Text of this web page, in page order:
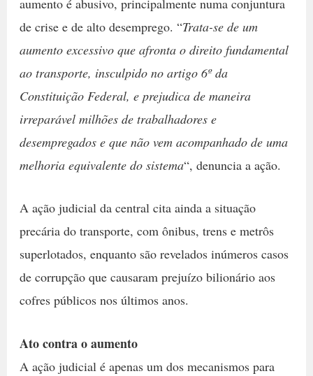
de crise e de alto desemprego. “Trata-se de um
aumento excessivo que afronta o direito fundamental
ao transporte, insculpido no artigo 6º da
Constituição Federal, e prejudica de maneira
irreparável milhões de trabalhadores e
desempregados e que não vem acompanhado de uma
melhoria equivalente do sistema“, denuncia a ação.
A ação judicial da central cita ainda a situação
precária do transporte, com ônibus, trens e metrôs
superlotados, enquanto são revelados inúmeros casos
de corrupção que causaram prejuízo bilionário aos
cofres públicos nos últimos anos.
Ato contra o aumento
A ação judicial é apenas um dos mecanismos para